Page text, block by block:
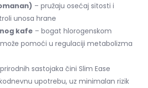
– pružaju osećaj sitosti i
unosa hrane
kafe – bogat hlorogenskom
pomoći u regulaciji metabolizma
sastojaka čini Slim Ease
upotrebu, uz minimalan rizik